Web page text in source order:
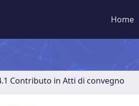
Home
Contributo in Atti di convegno